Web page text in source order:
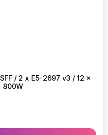
/ 2 x E5-2697 v3 / 12 x
800W